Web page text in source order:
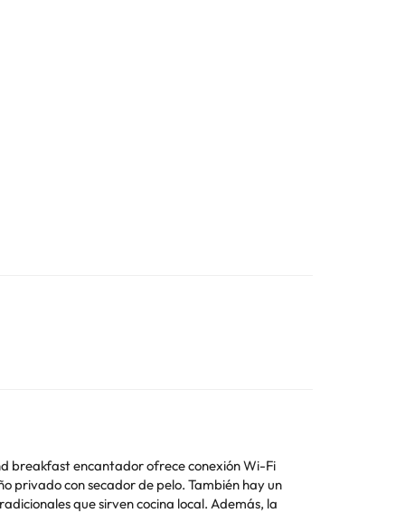
breakfast encantador ofrece conexión Wi-Fi
privado con secador de pelo. También hay un
que sirven cocina local. Además, la